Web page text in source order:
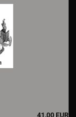
41,00 EUR